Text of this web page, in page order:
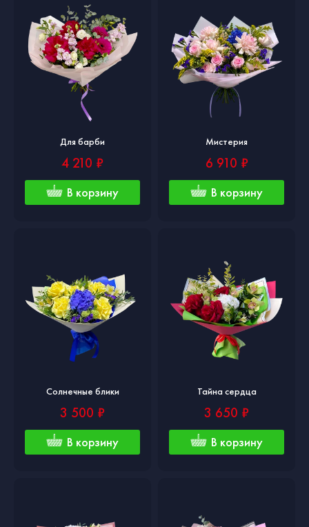
Для барби
4 210 ₽
В корзину
Мистерия
6 910 ₽
В корзину
Солнечные блики
3 500 ₽
В корзину
Тайна сердца
3 650 ₽
В корзину